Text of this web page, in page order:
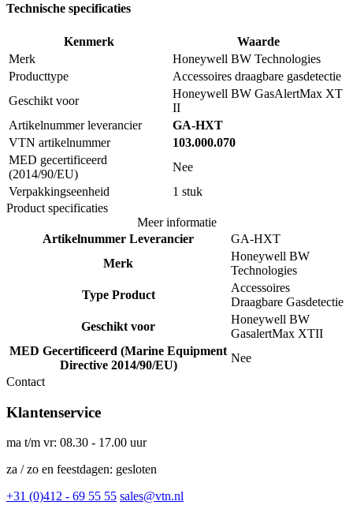
Technische specificaties
Kenmerk
Waarde
Merk
Honeywell BW Technologies
Producttype
Accessoires draagbare gasdetectie
Geschikt voor
Honeywell BW GasAlertMax XT
II
Artikelnummer leverancier
GA-HXT
VTN artikelnummer
103.000.070
MED gecertificeerd
(2014/90/EU)
Nee
Verpakkingseenheid
1 stuk
Product specificaties
Meer informatie
Artikelnummer Leverancier
GA-HXT
Merk
Honeywell BW
Technologies
Type Product
Accessoires
Draagbare Gasdetectie
Geschikt voor
Honeywell BW
GasalertMax XTII
MED Gecertificeerd (Marine Equipment
Directive 2014/90/EU)
Nee
Contact
Klantenservice
ma t/m vr: 08.30 - 17.00 uur
za / zo en feestdagen: gesloten
+31 (0)412 - 69 55 55 sales@vtn.nl